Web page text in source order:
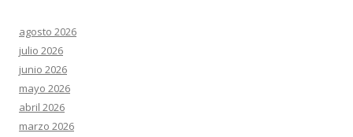
agosto 2026
julio 2026
junio 2026
mayo 2026
abril 2026
marzo 2026